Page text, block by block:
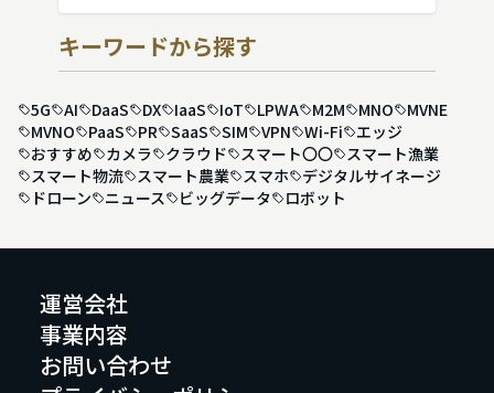
キーワードから探す
5G AI DaaS DX IaaS IoT LPWA M2M MNO
MVNE
MVNO
PaaS PR SaaS SIM VPN Wi-Fi
エッジ
おすすめ
カメラ クラウド スマート〇〇
スマート漁業
スマート物流
スマート農業 スマホ
デジタルサイネージ
ドローン
ニュース ビッグデータ ロボット
運営会社
事業内容
お問い合わせ